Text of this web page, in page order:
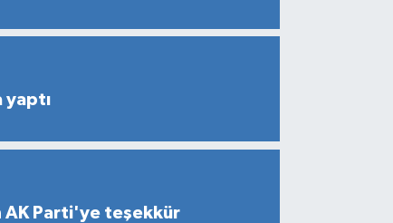
yaptı
AK Parti'ye teşekkür